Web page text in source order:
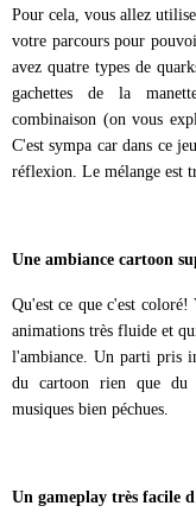
Pour cela, vous allez
votre parcours pour
avez quatre types de
gachettes de la
combinaison (on vous
C'est sympa car dans ce
réflexion. Le mélange est
Une ambiance cartoon
Qu'est ce que c'est coloré!
animations très fluide et
l'ambiance. Un parti pris
du cartoon rien que du
musiques bien péchues.
Un gameplay très facile